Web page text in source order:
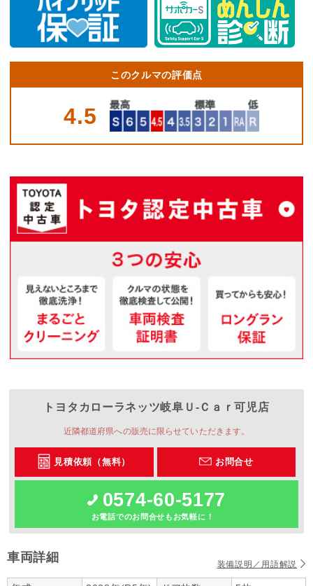
このクルマの評価点
4.5
トヨタカローラネッツ岐阜 Ｕ‐Ｃａｒ可児店
近隣都道府県への販売に限らせていただきます。
見積依頼（無料） お問合せ
0574-60-5177
お電話でのお問合せもお気軽に！
車両詳細 装備説明／用語解説